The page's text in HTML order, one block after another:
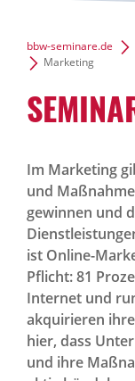
bbw-seminare.de
Marketing
Im Marketing
und
gewinnen und
ist Online-
Pflicht: 81
Internet und
akquirieren
hier, dass
und ihre